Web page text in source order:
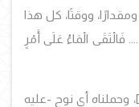
ووقتًا، كل هذا
فَالْتَقَى الْمَاءُ عَلَى أَمْرٍ
[القمر:13]، وحملناه أي نوح -عليه